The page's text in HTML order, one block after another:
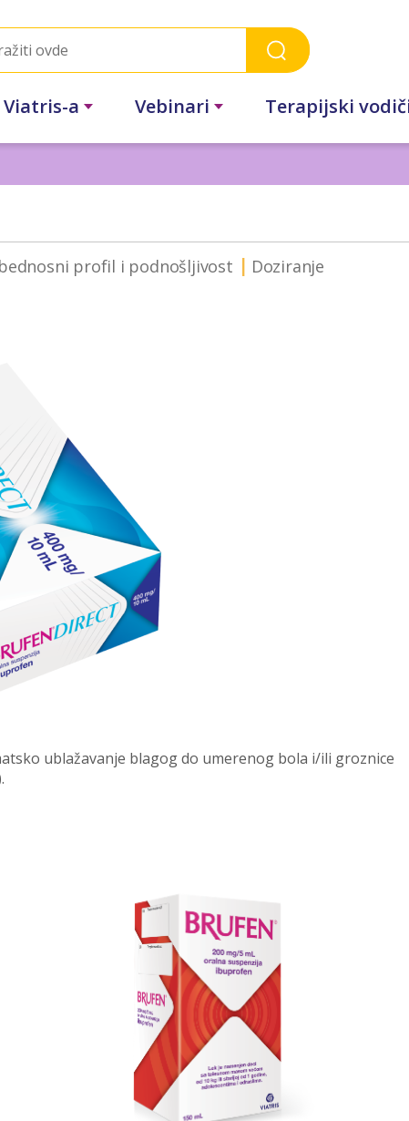
Viatris-a Vebinari Terapijski
profil i podnošljivost Doziranje
ublažavanje blagog do umerenog bola i/ili groznice